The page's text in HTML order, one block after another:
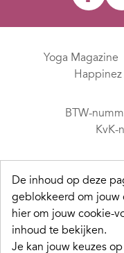
Yoga Magazine
Happinez
BTW-
KvK-
De inhoud op deze
geblokkeerd om jouw
hier om jouw cookie-
inhoud te bekijken.
Je kan jouw keuzes